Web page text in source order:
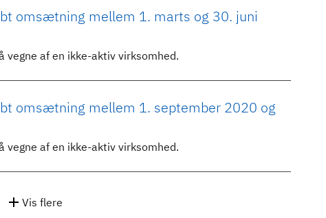
omsætning mellem 1. marts og 30. juni
af en ikke-aktiv virksomhed.
omsætning mellem 1. september 2020 og
af en ikke-aktiv virksomhed.
Vis flere